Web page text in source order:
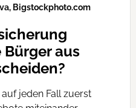
Bigstockphoto.com
aus
jeden Fall zuerst